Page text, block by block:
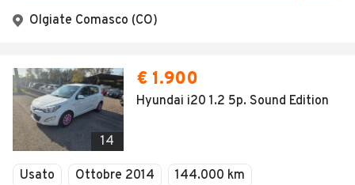
Olgiate Comasco (CO)
14
€ 1.900
Hyundai i20 1.2 5p. Sound Edition
Usato Ottobre 2014
144.000 km